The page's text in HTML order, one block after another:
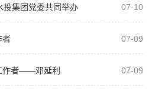
投集团党委共同举办
07-10
者 07-09
作者——邓延利 07-09